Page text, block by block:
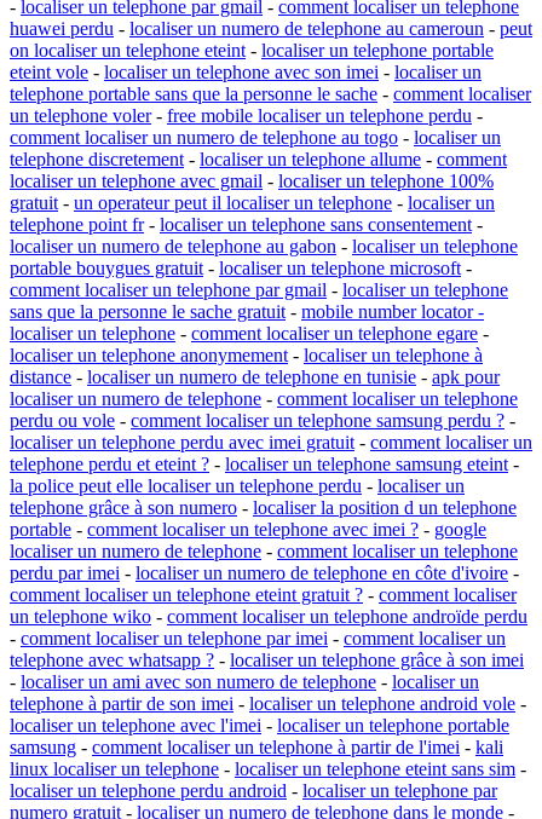
- localiser un telephone par gmail - comment localiser un telephone
huawei perdu - localiser un numero de telephone au cameroun - peut
on localiser un telephone eteint - localiser un telephone portable
eteint vole - localiser un telephone avec son imei - localiser un
telephone portable sans que la personne le sache - comment localiser
un telephone voler- free mobile localiser un telephone perdu -
comment localiser un numero de telephone au togo - localiser un
telephone discretement - localiser un telephone allume - comment
localiser un telephone avec gmail - localiser un telephone 100%
gratuit - un operateur peut il localiser un telephone - localiser un
telephone point fr- localiser un telephone sans consentement -
localiser un numero de telephone au gabon - localiser un telephone
portable bouygues gratuit - localiser un telephone microsoft -
comment localiser un telephone par gmail - localiser un telephone
sans que la personne le sache gratuit - mobile number locator -
localiser un telephone - comment localiser un telephone egare -
localiser un telephone anonymement - localiser un telephone à
distance - localiser un numero de telephone en tunisie - apk pour
localiser un numero de telephone - comment localiser un telephone
perdu ou vole - comment localiser un telephone samsung perdu ? -
localiser un telephone perdu avec imei gratuit - comment localiser un
telephone perdu et eteint ? - localiser un telephone samsung eteint -
la police peut elle localiser un telephone perdu - localiser un
telephone grâce à son numero - localiser la position d un telephone
portable - comment localiser un telephone avec imei ? - google
localiser un numero de telephone - comment localiser un telephone
perdu par imei - localiser un numero de telephone en côte d'ivoire -
comment localiser un telephone eteint gratuit ? - comment localiser
un telephone wiko - comment localiser un telephone androïde perdu
- comment localiser un telephone par imei - comment localiser un
telephone avec whatsapp ? - localiser un telephone grâce à son imei
- localiser un ami avec son numero de telephone - localiser un
telephone à partir de son imei - localiser un telephone android vole -
localiser un telephone avec l'imei - localiser un telephone portable
samsung - comment localiser un telephone à partir de l'imei - kali
linux localiser un telephone - localiser un telephone eteint sans sim -
localiser un telephone perdu android - localiser un telephone par
numero gratuit - localiser un numero de telephone dans le monde -